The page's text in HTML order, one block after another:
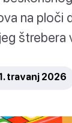
na ploči
štrebera
travanj 2026